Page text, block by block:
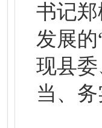
书记
发展
现县
当、